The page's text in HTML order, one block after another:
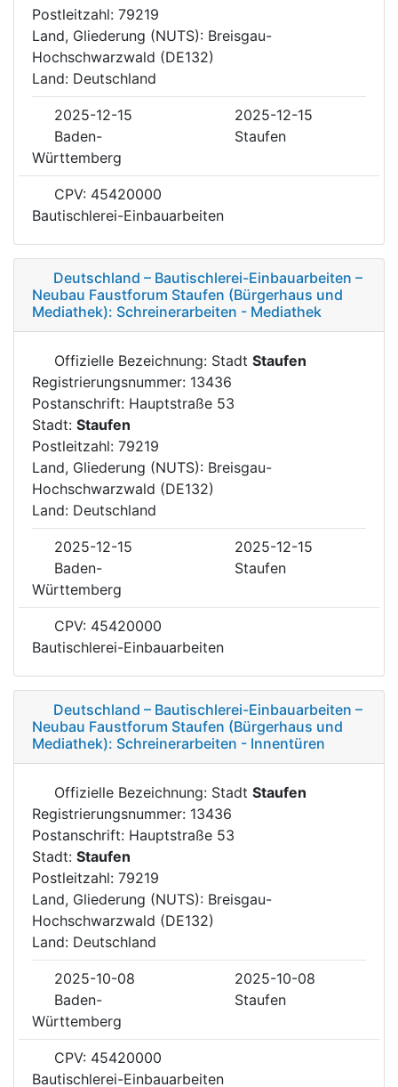
Postleitzahl: 79219
Land, Gliederung (NUTS): Breisgau-
Hochschwarzwald (DE132)
Land: Deutschland
2025-12-15
2025-12-15
Baden-
Württemberg
Staufen
CPV: 45420000
Bautischlerei-Einbauarbeiten
Deutschland – Bautischlerei-Einbauarbeiten –
Neubau Faustforum Staufen (Bürgerhaus und
Mediathek): Schreinerarbeiten - Mediathek
Offizielle Bezeichnung: Stadt Staufen
Registrierungsnummer: 13436
Postanschrift: Hauptstraße 53
Stadt: Staufen
Postleitzahl: 79219
Land, Gliederung (NUTS): Breisgau-
Hochschwarzwald (DE132)
Land: Deutschland
2025-12-15
2025-12-15
Baden-
Württemberg
Staufen
CPV: 45420000
Bautischlerei-Einbauarbeiten
Deutschland – Bautischlerei-Einbauarbeiten –
Neubau Faustforum Staufen (Bürgerhaus und
Mediathek): Schreinerarbeiten - Innentüren
Offizielle Bezeichnung: Stadt Staufen
Registrierungsnummer: 13436
Postanschrift: Hauptstraße 53
Stadt: Staufen
Postleitzahl: 79219
Land, Gliederung (NUTS): Breisgau-
Hochschwarzwald (DE132)
Land: Deutschland
2025-10-08
2025-10-08
Baden-
Württemberg
Staufen
CPV: 45420000
Bautischlerei-Einbauarbeiten